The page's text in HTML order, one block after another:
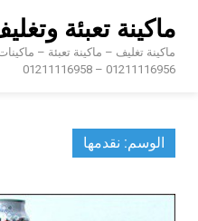
content
ماكينة تعبئة
01211116956 – 01211116958
الوسم: نقدمها